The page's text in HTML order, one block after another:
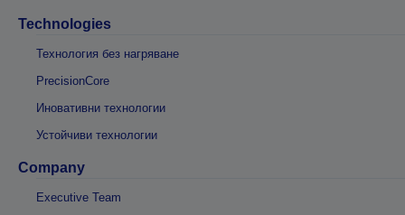
Technologies
Технология без нагряване
PrecisionCore
Иновативни технологии
Устойчиви технологии
Company
Executive Team